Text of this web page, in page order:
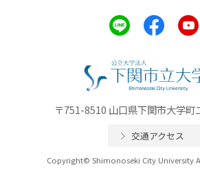
〒751-8510 山口県下関市大学町
交通アクセス
Copyright© Shimonoseki City University